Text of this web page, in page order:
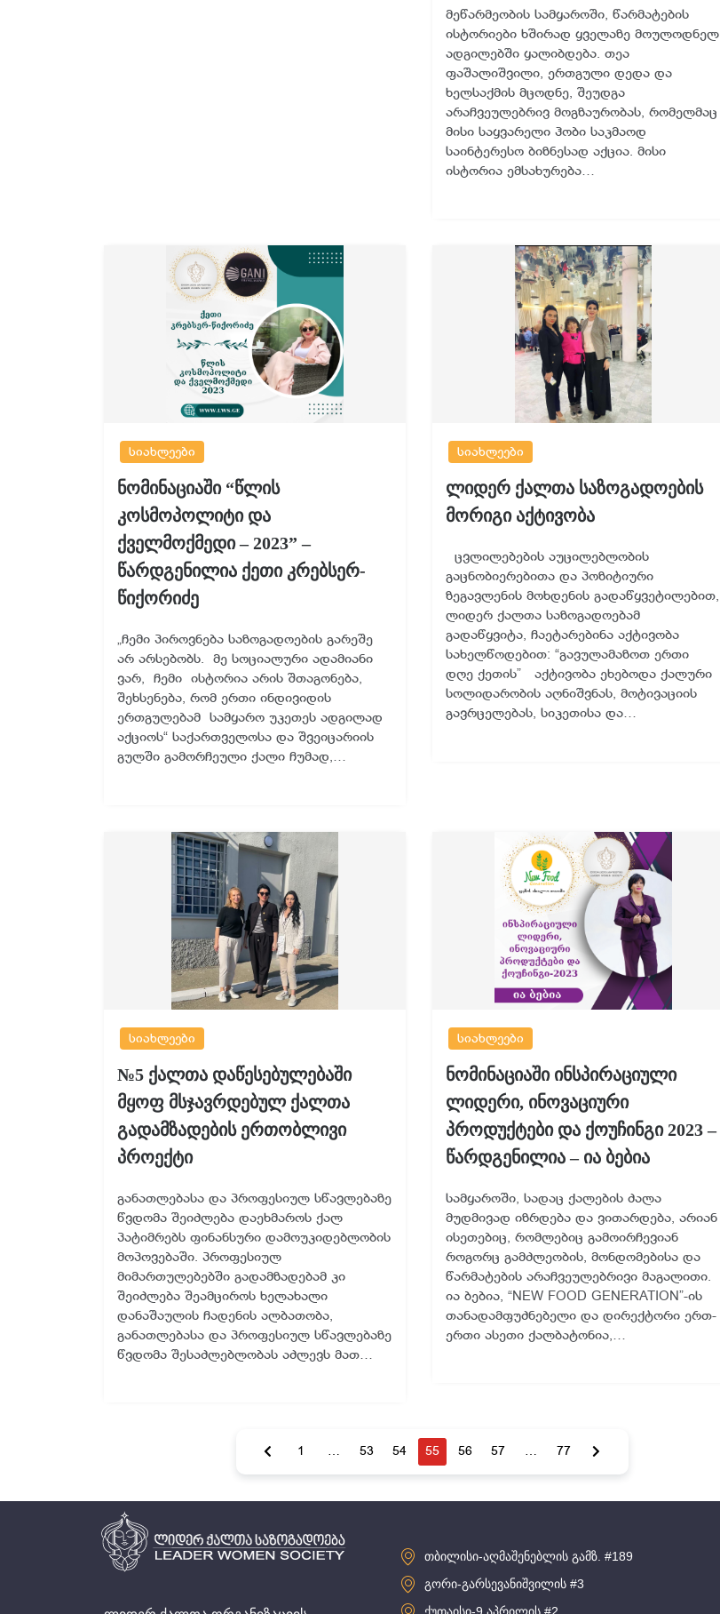
მეწარმეობის სამყაროში, წარმატების
ისტორიები ხშირად ყველაზე მოულოდნელ
ადგილებში ყალიბდება. თეა
ფაშალიშვილი, ერთგული დედა და
ხელსაქმის მცოდნე, შეუდგა
არაჩვეულებრივ მოგზაურობას, რომელმაც
მისი საყვარელი ჰობი საკმაოდ
საინტერესო ბიზნესად აქცია. მისი
ისტორია ემსახურება…
სიახლეები
ნომინაციაში “წლის
კოსმოპოლიტი და
ქველმოქმედი – 2023” –
წარდგენილია ქეთი კრებსერ-
წიქორიძე
„ჩემი პიროვნება საზოგადოების გარეშე
არ არსებობს. მე სოციალური ადამიანი
ვარ, ჩემი ისტორია არის შთაგონება,
შეხსენება, რომ ერთი ინდივიდის
ერთგულებამ სამყარო უკეთეს ადგილად
აქციოს“ საქართველოსა და შვეიცარიის
გულში გამორჩეული ქალი ჩუმად,…
სიახლეები
ლიდერ ქალთა საზოგადოების
მორიგი აქტივობა
ცვლილებების აუცილებლობის
გაცნობიერებითა და პოზიტიური
ზეგავლენის მოხდენის გადაწყვეტილებით,
ლიდერ ქალთა საზოგადოებამ
გადაწყვიტა, ჩაეტარებინა აქტივობა
სახელწოდებით: “გავულამაზოთ ერთი
დღე ქეთის” აქტივობა ეხებოდა ქალური
სოლიდარობის აღნიშვნას, მოტივაციის
გავრცელებას, სიკეთისა და…
სიახლეები
№5 ქალთა დაწესებულებაში
მყოფ მსჯავრდებულ ქალთა
გადამზადების ერთობლივი
პროექტი
განათლებასა და პროფესიულ სწავლებაზე
წვდომა შეიძლება დაეხმაროს ქალ
პატიმრებს ფინანსური დამოუკიდებლობის
მოპოვებაში. პროფესიულ
მიმართულებებში გადამზადებამ კი
შეიძლება შეამციროს ხელახალი
დანაშაულის ჩადენის ალბათობა,
განათლებასა და პროფესიულ სწავლებაზე
წვდომა შესაძლებლობას აძლევს მათ…
სიახლეები
ნომინაციაში ინსპირაციული
ლიდერი, ინოვაციური
პროდუქტები და ქოუჩინგი 2023 –
წარდგენილია – ია ბებია
სამყაროში, სადაც ქალების ძალა
მუდმივად იზრდება და ვითარდება, არიან
ისეთებიც, რომლებიც გამოირჩევიან
როგორც გამძლეობის, მონდომებისა და
წარმატების არაჩვეულებრივი მაგალითი.
ია ბებია, “NEW FOOD GENERATION”-ის
თანადამფუძნებელი და დირექტორი ერთ-
ერთი ასეთი ქალბატონია,…
1 … 53 54 55 56 57 … 77
თბილისი-აღმაშენებლის გამზ. #189
გორი-გარსევანიშვილის #3